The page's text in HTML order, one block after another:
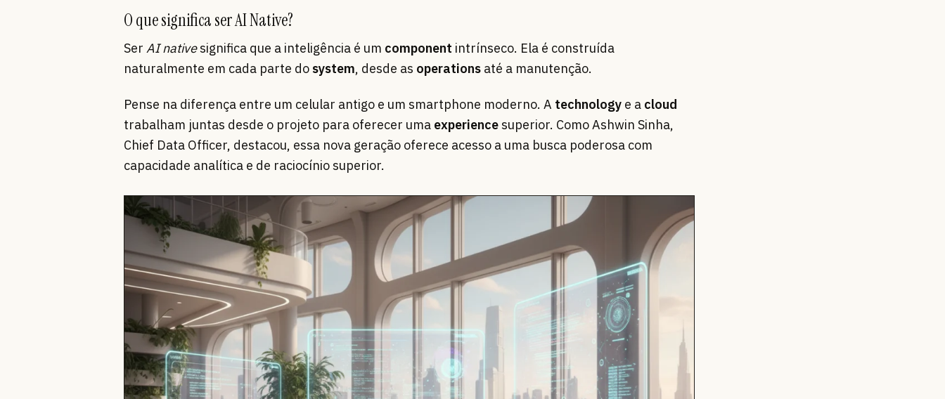
O que significa ser AI Native?
Ser AI nativesignifica que a inteligência é um component intrínseco. Ela é construída
naturalmente em cada parte do system, desde as operations até a manutenção.
Pense na diferença entre um celular antigo e um smartphone moderno. A technology e a cloud
trabalham juntas desde o projeto para oferecer uma experiencesuperior. Como Ashwin Sinha,
Chief Data Officer, destacou, essa nova geração oferece acesso a uma busca poderosa com
capacidade analítica e de raciocínio superior.